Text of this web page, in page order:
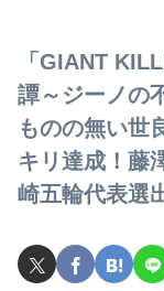
「GIANT
譚～ジーノの
ものの無い世
キリ達成！藤
崎五輪代表選